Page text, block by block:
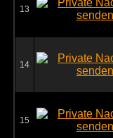
13
14
15